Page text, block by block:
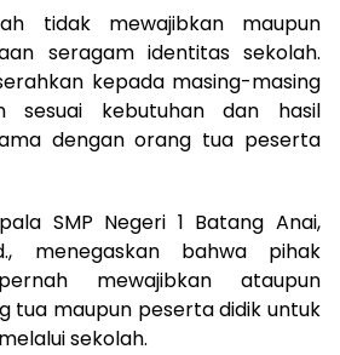
tidak mewajibkan maupun
seragam identitas sekolah.
kepada masing-masing
sesuai kebutuhan dan hasil
dengan orang tua peserta
SMP Negeri 1 Batang Anai,
menegaskan bahwa pihak
mewajibkan ataupun
tua maupun peserta didik untuk
sekolah.